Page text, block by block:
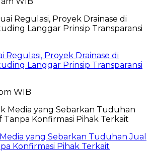
Regulasi, Proyek Drainase di
Langgar Prinsip Transparansi
WIB
yang Sebarkan Tuduhan Jual
Konfirmasi Pihak Terkait